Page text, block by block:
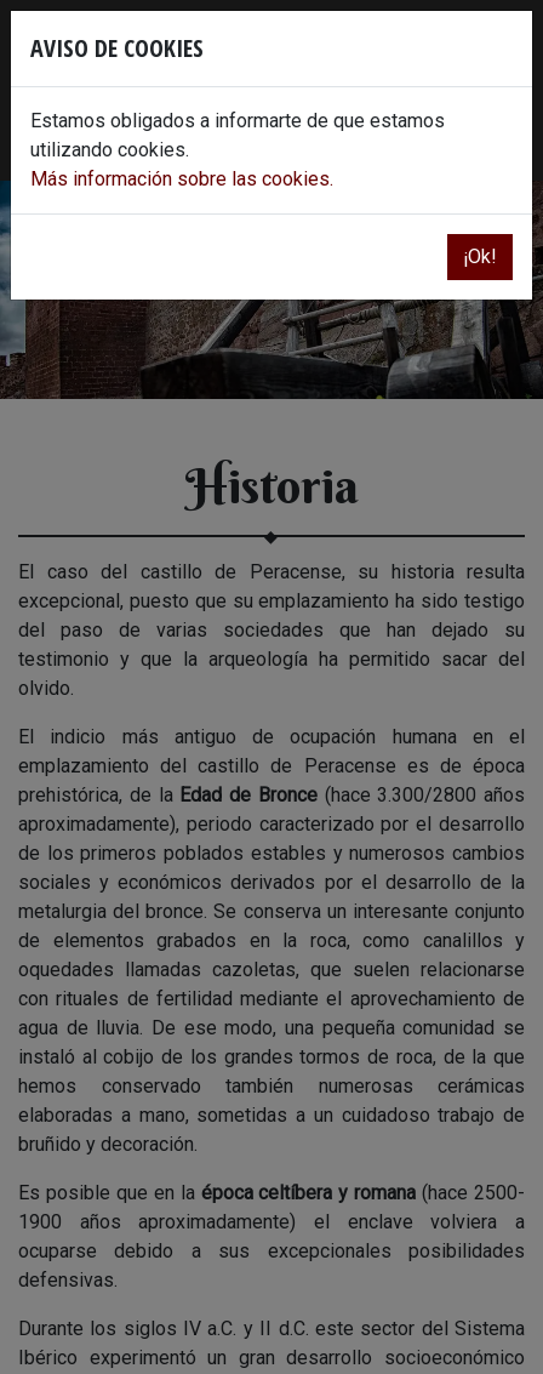
Skip
620 86 30 78
info@castillodeperacense.es
InstagramFacebook
Historia
El caso del castillo de Peracense, su historia resulta
excepcional, puesto que su emplazamiento ha sido testigo
del paso de varias sociedades que han dejado su
testimonio y que la arqueología ha permitido sacar del
olvido.
El indicio más antiguo de ocupación humana en el
emplazamiento del castillo de Peracense es de época
prehistórica, de la Edad de Bronce(hace 3.300/2800 años
aproximadamente), periodo caracterizado por el desarrollo
de los primeros poblados estables y numerosos cambios
sociales y económicos derivados por el desarrollo de la
metalurgia del bronce. Se conserva un interesante conjunto
de elementos grabados en la roca, como canalillos y
oquedades llamadas cazoletas, que suelen relacionarse
con rituales de fertilidad mediante el aprovechamiento de
agua de lluvia. De ese modo, una pequeña comunidad se
instaló al cobijo de los grandes tormos de roca, de la que
hemos conservado también numerosas cerámicas
elaboradas a mano, sometidas a un cuidadoso trabajo de
bruñido y decoración.
Es posible que en la época celtíbera y romana (hace 2500-
1900 años aproximadamente) el enclave volviera a
ocuparse debido a sus excepcionales posibilidades
defensivas.
Durante los siglos IV a.C. y II d.C. este sector del Sistema
Ibérico experimentó un gran desarrollo socioeconómico
AVISO DE COOKIES
Estamos obligados a informarte de que estamos
utilizando cookies.
Más información sobre las cookies.
¡Ok!